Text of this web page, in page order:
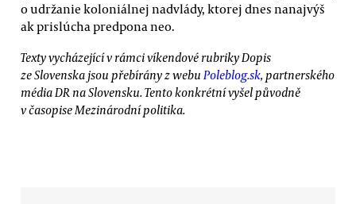
o udržanie koloniálnej nadvlády, ktorej dnes nanajvýš
ak prislúcha predpona neo.
Texty vycházející v rámci víkendové rubriky Dopis
ze Slovenska jsou přebírány z webu Poleblog.sk, partnerského
média DR na Slovensku. Tento konkrétní vyšel původně
v časopise Mezinárodní politika.